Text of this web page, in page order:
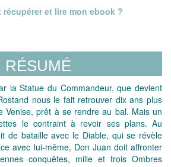
récupérer et lire mon ebook ?
RÉSUMÉ
la Statue du Commandeur, que devient
nous le fait retrouver dix ans plus
Venise, prêt à se rendre au bal. Mais un
le contraint à revoir ses plans. Au
de bataille avec le Diable, qui se révèle
avec lui-même, Don Juan doit affronter
conquêtes, mille et trois Ombres